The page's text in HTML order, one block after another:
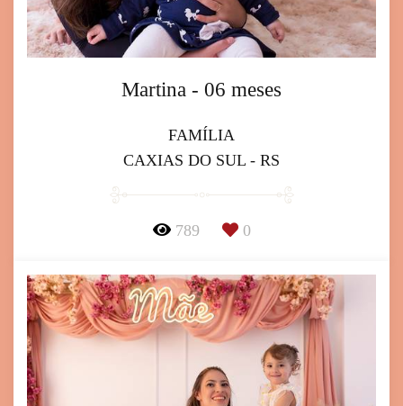
Martina - 06 meses
FAMÍLIA
CAXIAS DO SUL - RS
789 0